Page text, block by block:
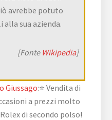
avrebbe potuto
sua azienda.
[Fonte Wikipedia]
Giussago:⭐ Vendita di
a prezzi molto
di secondo polso!